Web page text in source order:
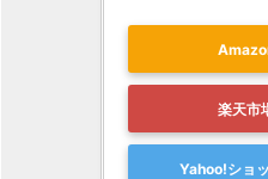
楽天市
Yahoo!ショ